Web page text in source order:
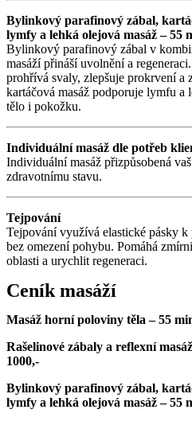
Bylinkový parafinový zábal,
lymfy a lehká olejová masáž – 55
Bylinkový parafinový zábal v
masáží přináší uvolnění a
prohřívá svaly, zlepšuje prokrvení a
kartáčová masáž podporuje lymfu a
tělo i pokožku.
Individuální masáž dle potřeb
Individuální masáž přizpůsobená
zdravotnímu stavu.
Tejpování
Tejpování využívá elastické pásky
bez omezení pohybu. Pomáhá
oblasti a urychlit regeneraci.
Ceník masáží
Masáž horní poloviny těla – 55
Rašelinové zábaly a reflexní
1000,-
Bylinkový parafinový zábal,
lymfy a lehká olejová masáž – 55